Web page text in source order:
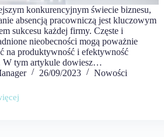
konkurencyjnym świecie biznesu,
absencją pracowniczą jest kluczowym
sukcesu każdej firmy. Częste i
nieobecności mogą poważnie
na produktywność i efektywność
W tym artykule dowiesz…
26/09/2023 Nowości